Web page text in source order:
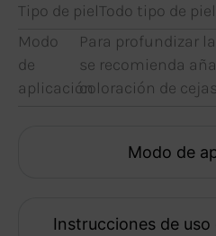
Modo de
Instrucciones de
Tipo de pielTodo tipo de piel
Modo
de
aplicación
Para profundizar
se recomienda
coloración de